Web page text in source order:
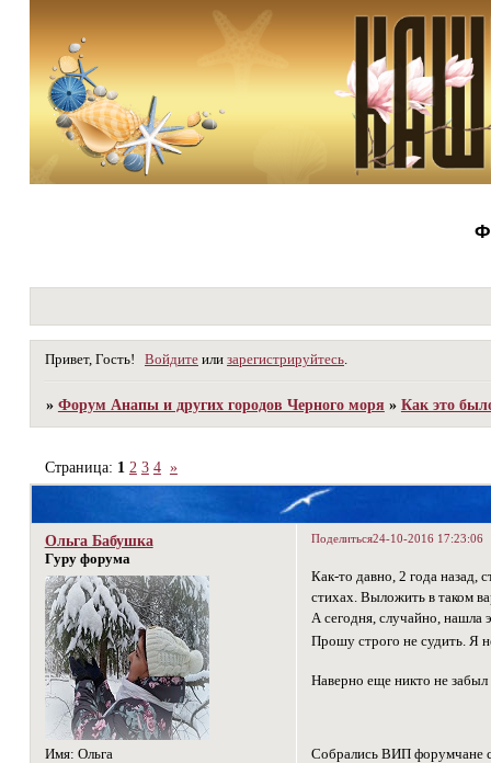
Привет, Гость! Войдите или зарегистрируйтесь
» Форум Анапы и других городов Черного моря » Как это
Страница: 1 2 3 4 »
Поделиться24-10-2016 17:23:06
Ольга Бабушка
Гуру форума
Имя: Ольга
Как-то давно, 2 года назад,
стихах. Выложить в таком
А сегодня, случайно, нашла
Прошу строго не судить. Я
Наверно еще никто не
Собрались ВИП форумчане